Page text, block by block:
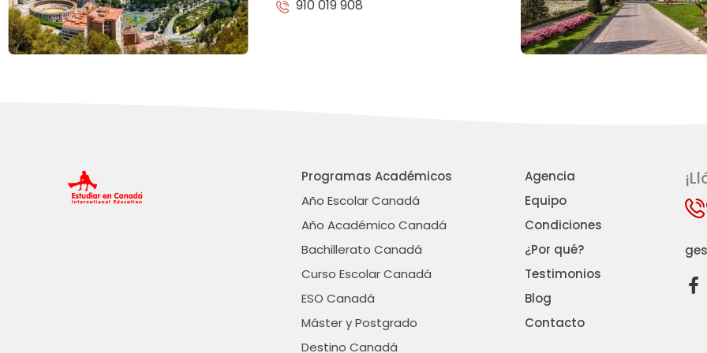
910 019 908
Programas Académicos
Año Escolar Canadá
Año Académico Canadá
Bachillerato Canadá
Curso Escolar Canadá
ESO Canadá
Máster y Postgrado
Destino Canadá
Agencia
Equipo
Condiciones
¿Por qué?
Testimonios
Blog
Contacto
F
a